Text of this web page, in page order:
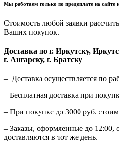
Мы работаем только по предоплате на сайте
Стоимость любой заявки
Ваших покупок.
Доставка по г. Иркутску,
г. Ангарску, г. Братску
– Доставка осуществляется по
– Бесплатная доставка при
– При покупке до 3000 руб.
– Заказы, оформленные до 12:00,
доставляются в тот же день.